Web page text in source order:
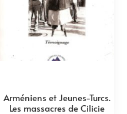
Arméniens et Jeunes-Turcs.
Les massacres de Cilicie